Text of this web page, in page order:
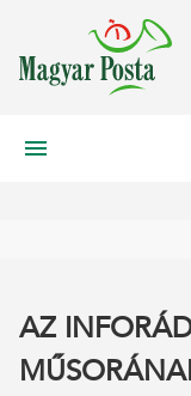
AZ